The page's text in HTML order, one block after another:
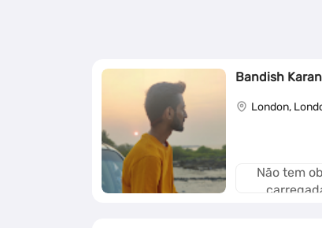
Bandish
London,
Não tem